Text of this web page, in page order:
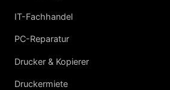
IT-Fachhandel
PC-Reparatur
Drucker & Kopierer
Druckermiete